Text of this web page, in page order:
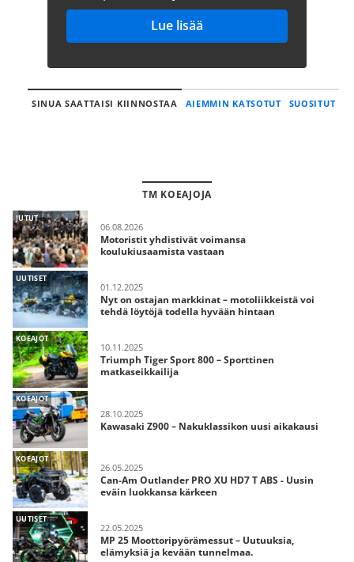
Lue lisää
SINUA SAATTAISI KIINNOSTAA AIEMMIN KATSOTUT SUOSITUT
TM KOEAJOJA
JUTUT
06.08.2026
Motoristit yhdistivät voimansa
koulukiusaamista vastaan
UUTISET
01.12.2025
Nyt on ostajan markkinat – motoliikkeistä voi
tehdä löytöjä todella hyvään hintaan
KOEAJOT
10.11.2025
Triumph Tiger Sport 800 – Sporttinen
matkaseikkailija
KOEAJOT
28.10.2025
Kawasaki Z900 – Nakuklassikon uusi aikakausi
KOEAJOT
26.05.2025
Can-Am Outlander PRO XU HD7 T ABS - Uusin
eväin luokkansa kärkeen
UUTISET
22.05.2025
MP 25 Moottoripyörämessut – Uutuuksia,
elämyksiä ja kevään tunnelmaa.